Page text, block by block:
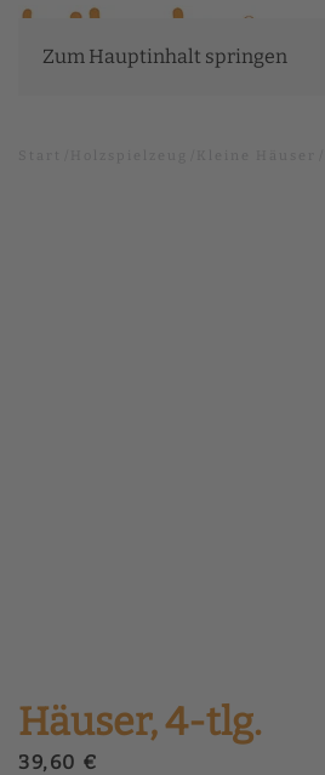
Zum Hauptinhalt springen
Häuser, 4-tlg.
39,60 €